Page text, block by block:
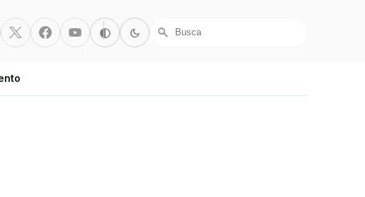
Twitter/XFacebookYoutubeAlto Contraste
contrast
Modo Escuro
dark_mode search